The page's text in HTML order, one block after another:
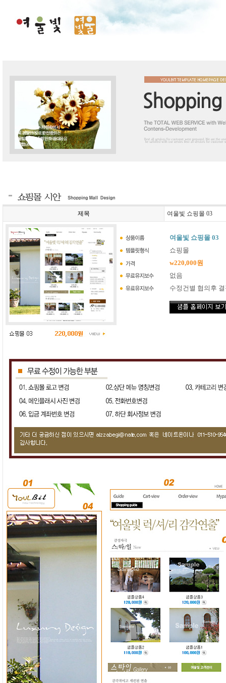
제목 여울빛 쇼핑몰 03
여울빛 쇼핑몰 03
쇼핑몰
w220,000원
없음
수정건별 협의후